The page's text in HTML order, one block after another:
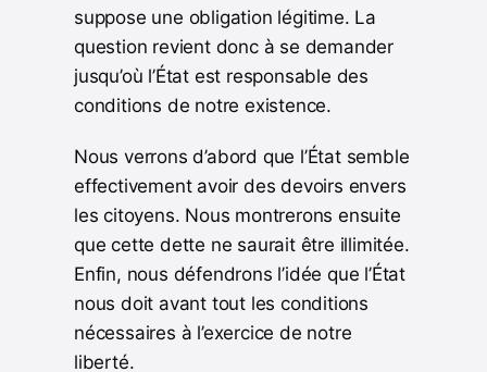
suppose une obligation légitime. La
question revient donc à se demander
jusqu’où l’État est responsable des
conditions de notre existence.
Nous verrons d’abord que l’État semble
effectivement avoir des devoirs envers
les citoyens. Nous montrerons ensuite
que cette dette ne saurait être illimitée.
Enfin, nous défendrons l’idée que l’État
nous doit avant tout les conditions
nécessaires à l’exercice de notre
liberté.